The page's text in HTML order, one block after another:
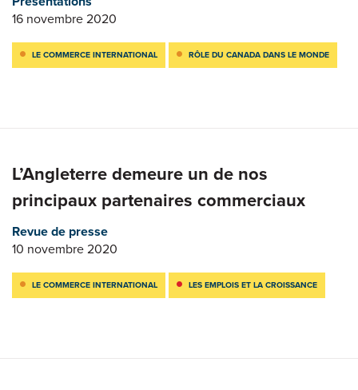
16 novembre 2020
LE COMMERCE INTERNATIONAL RÔLE DU CANADA DANS LE MONDE
L’Angleterre demeure un de nos
principaux partenaires commerciaux
Revue de presse
10 novembre 2020
LE COMMERCE INTERNATIONAL LES EMPLOIS ET LA CROISSANCE